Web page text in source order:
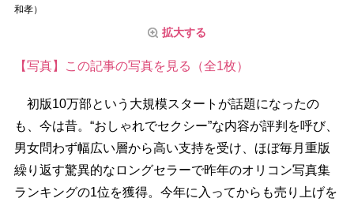
和孝）
拡大する
【写真】この記事の写真を見る（全1枚）
初版10万部という大規模スタートが話題になったの
も、今は昔。“おしゃれでセクシー”な内容が評判を呼び、
男女問わず幅広い層から高い支持を受け、ほぼ毎月重版
繰り返す驚異的なロングセラーで昨年のオリコン写真集
ランキングの1位を獲得。今年に入ってからも売り上げを